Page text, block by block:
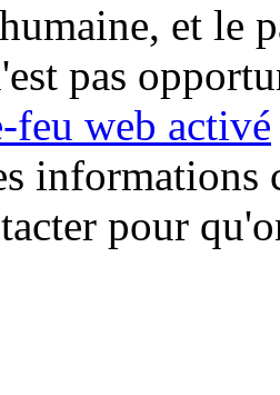
et le
pas
feu web activé
informations
pour